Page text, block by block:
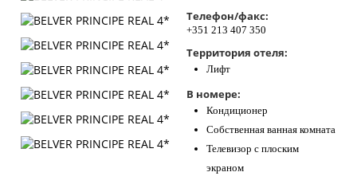
Телефон/факс:
+351 213 407 350
Территория отеля:
Лифт
В номере:
Кондиционер
Собственная ванная комната
Телевизор с плоским
экраном